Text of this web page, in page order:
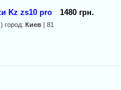
Kz zs10 pro 1480 грн.
город: Киев| 81